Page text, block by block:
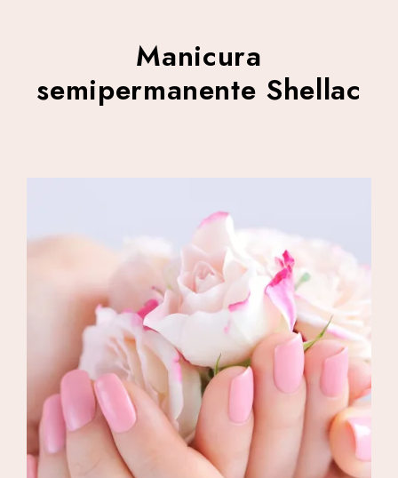
Manicura
semipermanente Shellac